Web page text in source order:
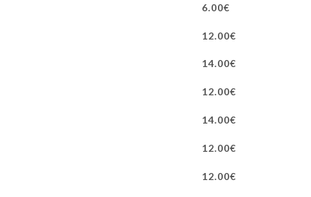
6.00€
12.00€
14.00€
12.00€
14.00€
12.00€
12.00€